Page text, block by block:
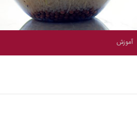
آموزش